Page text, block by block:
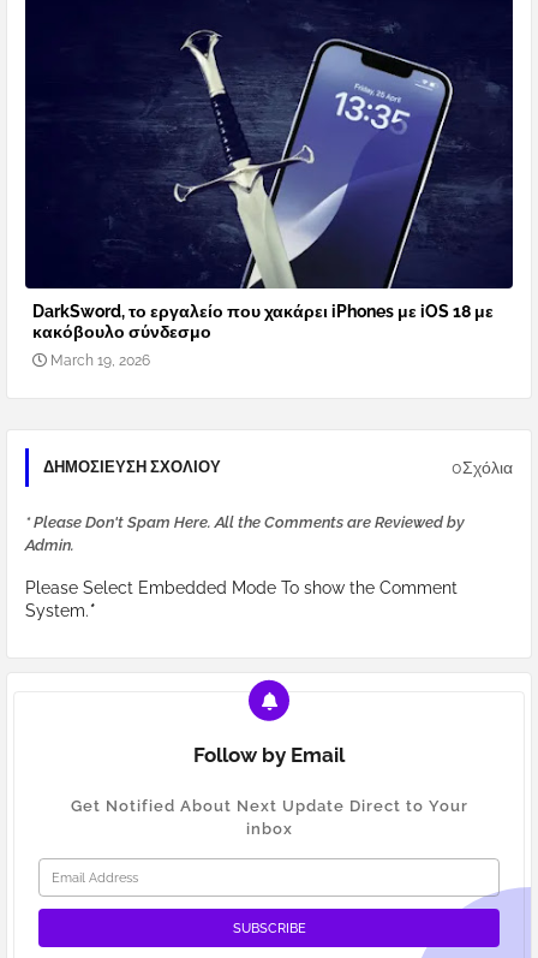
DarkSword, το εργαλείο που χακάρει iPhones με iOS 18 με
κακόβουλο σύνδεσμο
March 19, 2026
ΔΗΜΟΣΊΕΥΣΗ ΣΧΟΛΊΟΥ 0Σχόλια
* Please Don't Spam Here. All the Comments are Reviewed by
Admin.
Please Select Embedded Mode To show the Comment
System.*
Follow by Email
Get Notified About Next Update Direct to Your
inbox